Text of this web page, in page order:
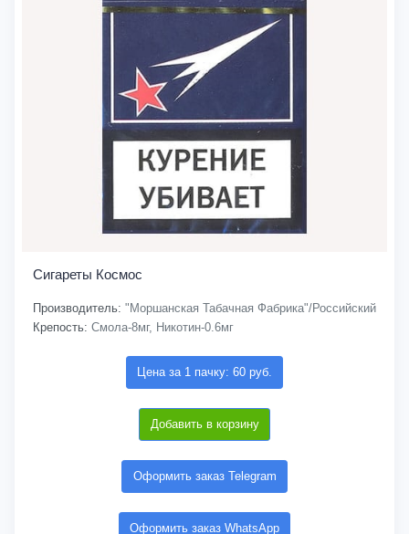
Сигареты Космос
Производитель: "Моршанская Табачная Фабрика"/Российский
Крепость: Смола-8мг, Никотин-0.6мг
Цена за 1 пачку: 60 руб.
Добавить в корзину
Оформить заказ Telegram
Оформить заказ WhatsApp